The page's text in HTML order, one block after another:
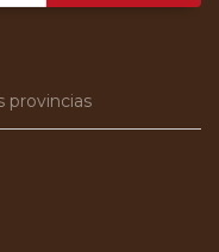
provincias